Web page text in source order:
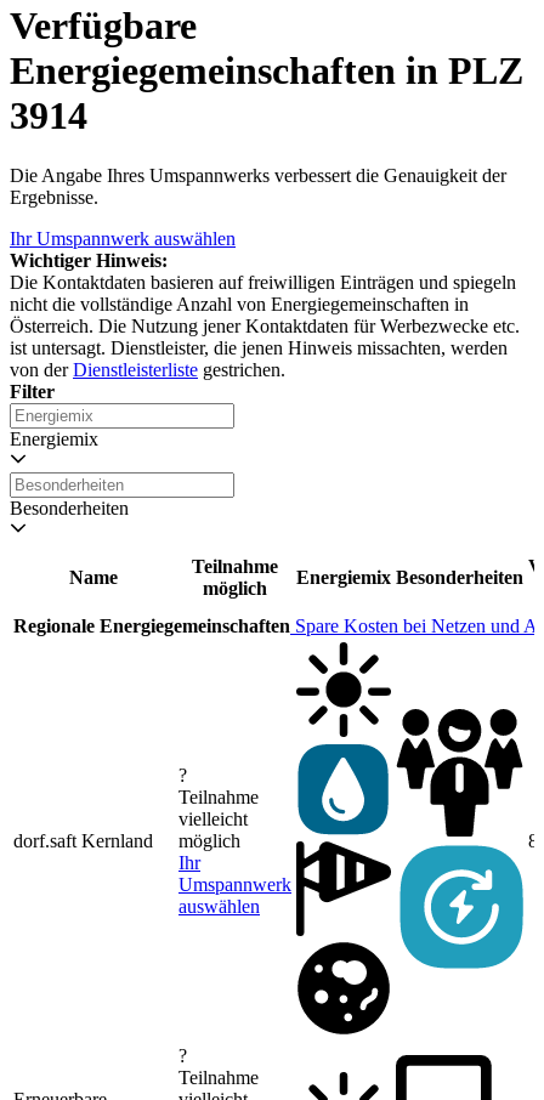
Verfügbare
Energiegemeinschaften in PLZ
3914
Die Angabe Ihres Umspannwerks verbessert die Genauigkeit der
Ergebnisse.
Ihr Umspannwerk auswählen
Wichtiger Hinweis:
Die Kontaktdaten basieren auf freiwilligen Einträgen und spiegeln
nicht die vollständige Anzahl von Energiegemeinschaften in
Österreich. Die Nutzung jener Kontaktdaten für Werbezwecke etc.
ist untersagt. Dienstleister, die jenen Hinweis missachten, werden
von derDienstleisterliste gestrichen.
Filter
Energiemix
Besonderheiten
Name
Teilnahme
möglich
Energiemix Besonderheiten
Regionale Energiegemeinschaften Spare Kosten bei Netzen und
dorf.saft Kernland
?
Teilnahme
vielleicht
möglich
Ihr
Umspannwerk
auswählen
?
Teilnahme